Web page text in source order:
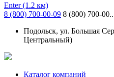
Enter(1.2 км)
8 (800) 700-00-09 8 (800) 700-
Подольск, ул. Большая
Центральный)
Каталог компаний